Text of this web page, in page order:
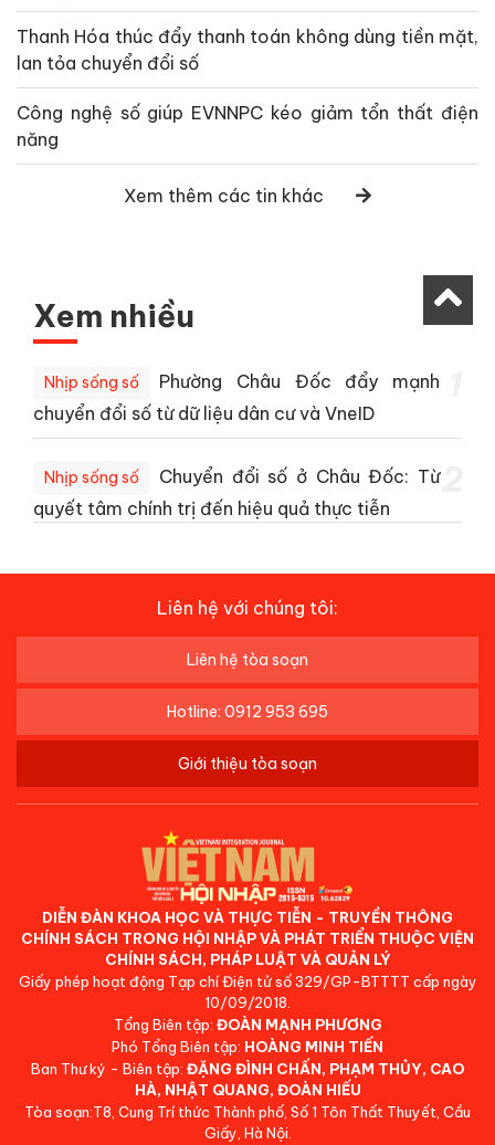
Thanh Hóa thúc đẩy thanh toán không dùng tiền mặt,
lan tỏa chuyển đổi số
Công nghệ số giúp EVNNPC kéo giảm tổn thất điện
năng
Xem thêm các tin khác
Xem nhiều
Nhịp sống số
Phường Châu Đốc đẩy mạnh
chuyển đổi số từ dữ liệu dân cư và VneID
Nhịp sống số
Chuyển đổi số ở Châu Đốc: Từ
quyết tâm chính trị đến hiệu quả thực tiễn
Liên hệ với chúng tôi:
Liên hệ tòa soạn
Hotline: 0912 953 695
Giới thiệu tòa soạn
DIỄN ĐÀN KHOA HỌC VÀ THỰC TIỄN - TRUYỀN THÔNG
CHÍNH SÁCH TRONG HỘI NHẬP VÀ PHÁT TRIỂN THUỘC VIỆN
CHÍNH SÁCH, PHÁP LUẬT VÀ QUẢN LÝ
Giấy phép hoạt động Tạp chí Điện tử số 329/GP-BTTTT cấp ngày
10/09/2018.
Tổng Biên tập: ĐOÀN MẠNH PHƯƠNG
Phó Tổng Biên tập: HOÀNG MINH TIẾN
Ban Thư ký - Biên tập: ĐẶNG ĐÌNH CHẤN, PHẠM THỦY, CAO
HÀ, NHẬT QUANG, ĐOÀN HIẾU
Tòa soạn:T8, Cung Trí thức Thành phố, Số 1 Tôn Thất Thuyết, Cầu
Giấy, Hà Nội.